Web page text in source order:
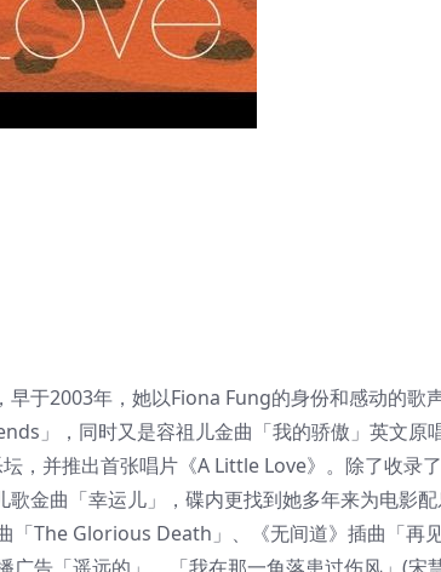
2003年，她以Fiona Fung的身份和感动的歌
」，同时又是容祖儿金曲「我的骄傲」英文原
，并推出首张唱片《A Little Love》。除了收录了
金曲「幸运儿」，碟内更找到她多年来为电影
「The Glorious Death」、《无间道》插曲「再